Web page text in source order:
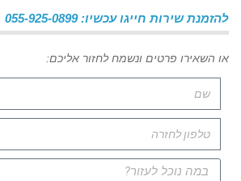
להזמנת שירות חייגו עכשיו: 055-925-0899
או השאירו פרטים ונשמח לחזור אליכם: